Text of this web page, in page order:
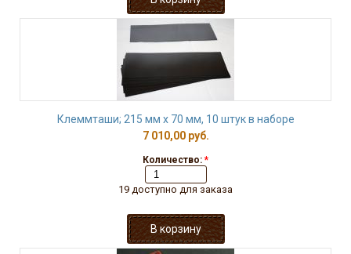
Клеммташи; 215 мм х 70 мм, 10 штук в наборе
7 010,00 руб.
Количество: *
19 доступно для заказа